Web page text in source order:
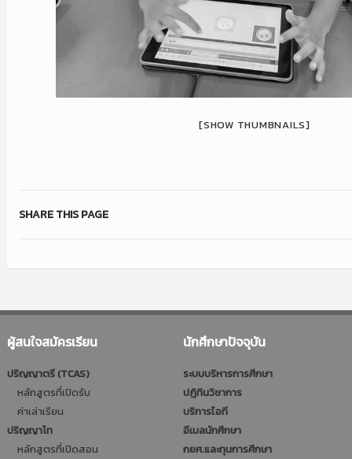
[SHOW THUMBNAILS]
SHARE THIS PAGE
ผู้สนใจสมัครเรียน
ปริญญาตรี (TCAS)
หลักสูตรที่เปิดรับ
ค่าเล่าเรียน
ปริญญาโท
หลักสูตรที่เปิดสอน
นักศึกษาปัจจุบัน
ระบบบริหารการศึกษา
ปฎิทินวิชาการ
บริการไอที
อีเมลนักศึกษา
กยศ.และทุนการศึกษา